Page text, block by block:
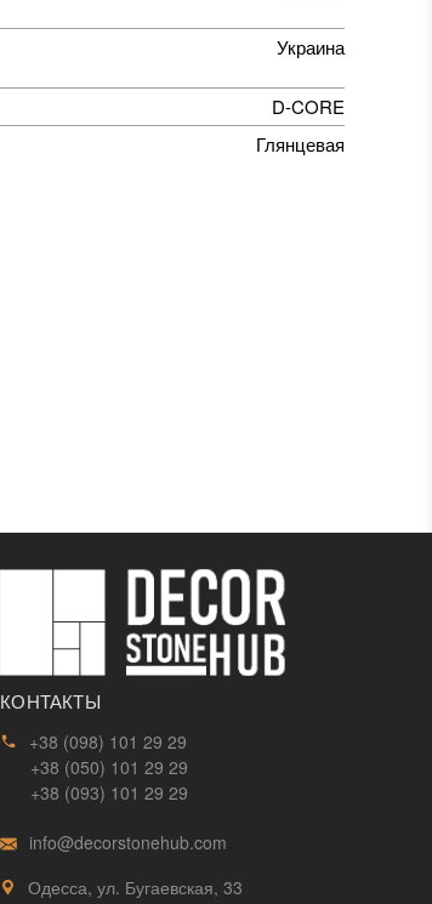
Украина
D-CORE
Глянцевая
КОНТАКТЫ
+38 (098) 101 29 29
+38 (050) 101 29 29
+38 (093) 101 29 29
info@decorstonehub.com
Одесса, ул. Бугаевская, 33